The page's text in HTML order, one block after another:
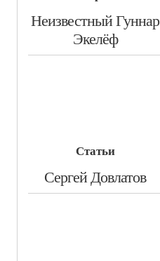
​Неизвестный Гуннар
Экелёф
Статьи
​Сергей Довлатов